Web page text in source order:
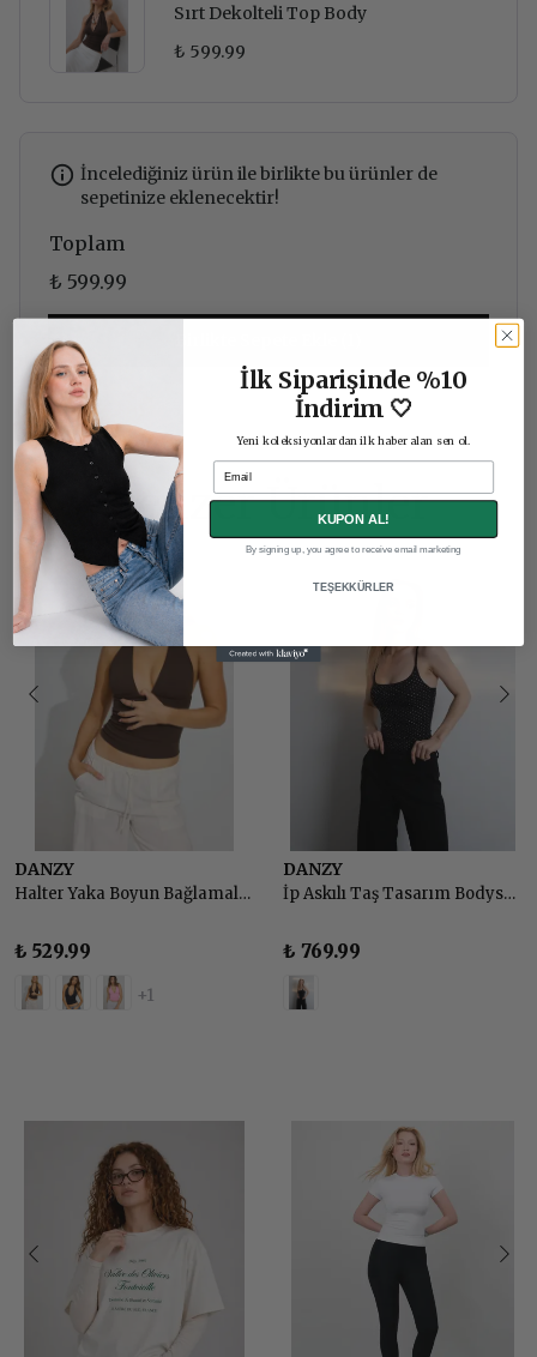
Sırt Dekolteli Top Body
₺ 599.99
İncelediğiniz ürün ile birlikte bu ürünler de
sepetinize eklenecektir!
Toplam
₺ 599.99
Benzer Ürünler
DANZY
Halter Yaka Boyun Bağlamalı Sırt Dekolteli Top Body
₺ 529.99
+1
DANZY
İp Askılı Taş Tasarım Bodysuit - SİYAH
₺ 769.99
İlk Siparişinde %10
İndirim 🤍
Yeni koleksiyonlardan ilk haber alan sen ol.
Email
KUPON AL!
By signing up, you agree to receive email marketing
TEŞEKKÜRLER